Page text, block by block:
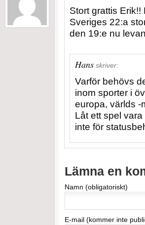
Stort grattis Erik!!
Sveriges 22:a
den 19:e nu
Hans skriver:
Varför behövs
inom sporter i
europa, världs -
Låt ett spel
inte för
Lämna en
Namn (obligatoriskt)
E-mail (kommer inte